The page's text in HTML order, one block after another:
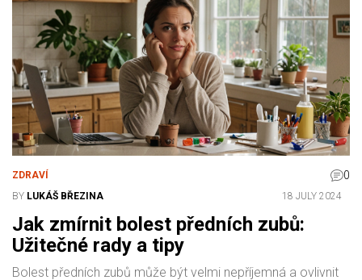
ZDRAVÍ 0
BY LUKÁŠ BŘEZINA 18 JULY 2024
Jak zmírnit bolest předních zubů:
Užitečné rady a tipy
Bolest předních zubů může být velmi nepříjemná a ovlivnit